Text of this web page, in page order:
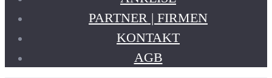
PARTNER | FIRMEN
KONTAKT
AGB